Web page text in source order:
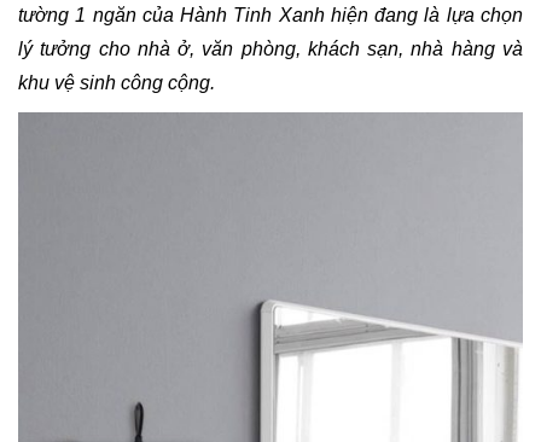
tường 1 ngăn của Hành Tinh Xanh hiện đang là lựa chọn
lý tưởng cho nhà ở, văn phòng, khách sạn, nhà hàng và
khu vệ sinh công cộng.